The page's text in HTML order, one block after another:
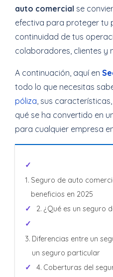
auto comercial se
efectiva para proteger tu
continuidad de tus
colaboradores, clientes y
A continuación, aquí en
todo lo que necesitas
póliza , sus
qué se ha convertido en
para cualquier empresa
Seguro de auto
beneficios en 2025
¿Qué es un seguro
Diferencias entre un
un seguro particular
Coberturas del